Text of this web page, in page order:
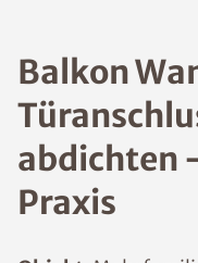
Balkon
abdichten
Praxis